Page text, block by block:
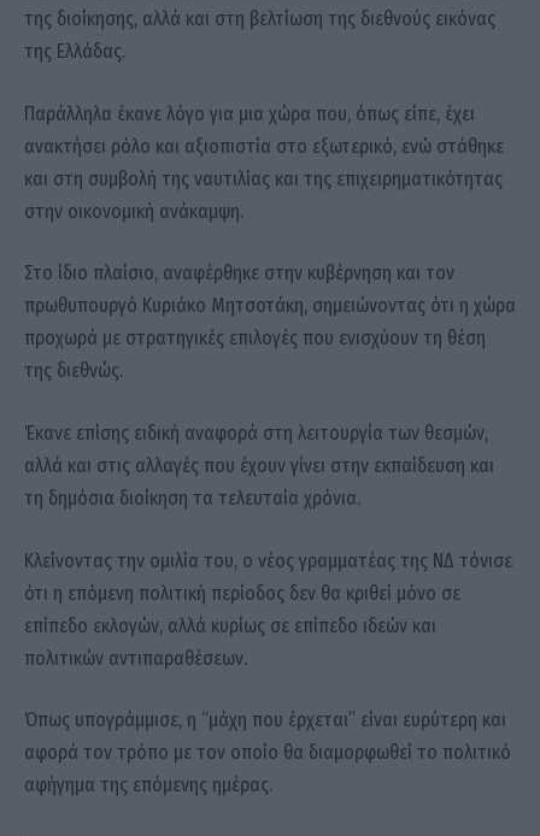
της διοίκησης, αλλά και στη βελτίωση της διεθνούς εικόνας
της Ελλάδας.
Παράλληλα έκανε λόγο για μια χώρα που, όπως είπε, έχει
ανακτήσει ρόλο και αξιοπιστία στο εξωτερικό, ενώ στάθηκε
και στη συμβολή της ναυτιλίας και της επιχειρηματικότητας
στην οικονομική ανάκαμψη.
Στο ίδιο πλαίσιο, αναφέρθηκε στην κυβέρνηση και τον
πρωθυπουργό Κυριάκο Μητσοτάκη, σημειώνοντας ότι η χώρα
προχωρά με στρατηγικές επιλογές που ενισχύουν τη θέση
της διεθνώς.
Έκανε επίσης ειδική αναφορά στη λειτουργία των θεσμών,
αλλά και στις αλλαγές που έχουν γίνει στην εκπαίδευση και
τη δημόσια διοίκηση τα τελευταία χρόνια.
Κλείνοντας την ομιλία του, ο νέος γραμματέας της ΝΔ τόνισε
ότι η επόμενη πολιτική περίοδος δεν θα κριθεί μόνο σε
επίπεδο εκλογών, αλλά κυρίως σε επίπεδο ιδεών και
πολιτικών αντιπαραθέσεων.
Όπως υπογράμμισε, η “μάχη που έρχεται” είναι ευρύτερη και
αφορά τον τρόπο με τον οποίο θα διαμορφωθεί το πολιτικό
αφήγημα της επόμενης ημέρας.